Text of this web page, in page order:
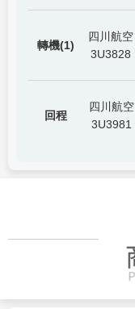
轉機(1)
四川航空
3U3828
回程
四川航空
3U3981